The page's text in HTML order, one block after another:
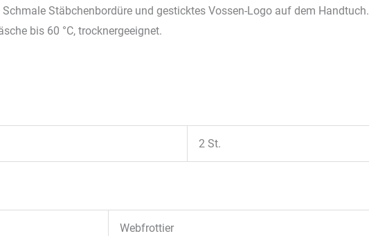
Stäbchenbordüre und gesticktes Vossen-Logo auf dem Handtuch.
bis 60 °C, trocknergeeignet.
2 St.
Webfrottier